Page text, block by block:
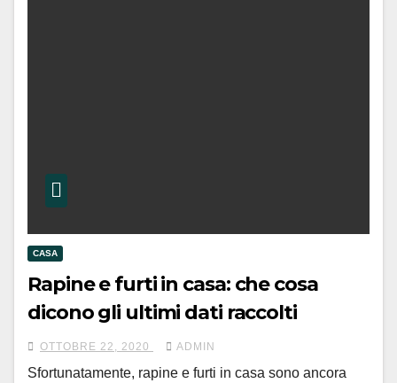
CASA
Rapine e furti in casa: che cosa
dicono gli ultimi dati raccolti
OTTOBRE 22, 2020 ADMIN
Sfortunatamente, rapine e furti in casa sono ancora